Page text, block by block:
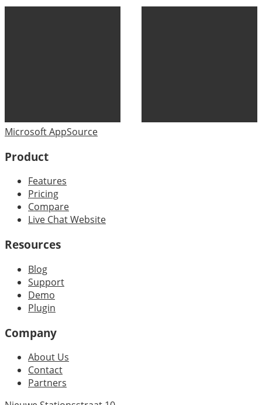
Microsoft AppSource
Product
Features
Pricing
Compare
Live Chat Website
Resources
Blog
Support
Demo
Plugin
Company
About Us
Contact
Partners